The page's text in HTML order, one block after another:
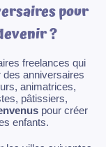
pour
?
freelances qui
anniversaires
animatrices,
pâtissiers,
pour créer
enfants.